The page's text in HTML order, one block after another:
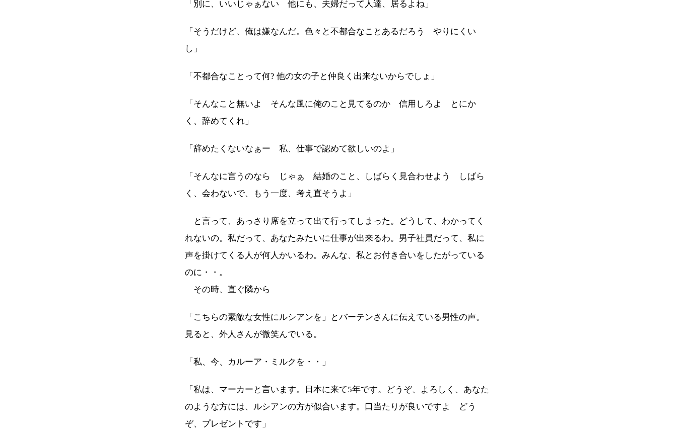
「別に、いいじゃぁない 他にも、夫婦だって人達、居るよね」
「そうだけど、俺は嫌なんだ。色々と不都合なことあるだろう やりにくい
し」
「不都合なことって何? 他の女の子と仲良く出来ないからでしょ」
「そんなこと無いよ そんな風に俺のこと見てるのか 信用しろよ とにか
く、辞めてくれ」
「辞めたくないなぁー 私、仕事で認めて欲しいのよ」
「そんなに言うのなら じゃぁ 結婚のこと、しばらく見合わせよう しばら
く、会わないで、もう一度、考え直そうよ」
と言って、あっさり席を立って出て行ってしまった。どうして、わかってく
れないの。私だって、あなたみたいに仕事が出来るわ。男子社員だって、私に
声を掛けてくる人が何人かいるわ。みんな、私とお付き合いをしたがっている
のに・・。
その時、直ぐ隣から
「こちらの素敵な女性にルシアンを」とバーテンさんに伝えている男性の声。
見ると、外人さんが微笑んでいる。
「私、今、カルーア・ミルクを・・」
「私は、マーカーと言います。日本に来て5年です。どうぞ、よろしく、あなた
のような方には、ルシアンの方が似合います。口当たりが良いですよ どう
ぞ、プレゼントです」